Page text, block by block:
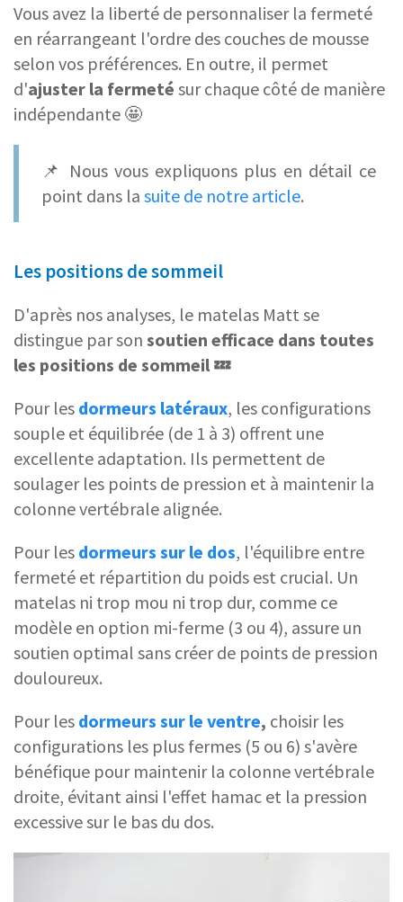
Vous avez la liberté de personnaliser la fermeté
en réarrangeant l'ordre des couches de mousse
selon vos préférences. En outre, il permet
d'ajuster la fermeté sur chaque côté de manière
indépendante 🤩
📌 Nous vous expliquons plus en détail ce
point dans la suite de notre article.
Les positions de sommeil
D'après nos analyses, le matelas Matt se
distingue par son soutien efficace dans toutes
les positions de sommeil 💤
Pour les dormeurs latéraux, les configurations
souple et équilibrée (de 1 à 3) offrent une
excellente adaptation. Ils permettent de
soulager les points de pression et à maintenir la
colonne vertébrale alignée.
Pour les dormeurs sur le dos, l'équilibre entre
fermeté et répartition du poids est crucial. Un
matelas ni trop mou ni trop dur, comme ce
modèle en option mi-ferme (3 ou 4), assure un
soutien optimal sans créer de points de pression
douloureux.
Pour les dormeurs sur le ventre, choisir les
configurations les plus fermes (5 ou 6) s'avère
bénéfique pour maintenir la colonne vertébrale
droite, évitant ainsi l'effet hamac et la pression
excessive sur le bas du dos.